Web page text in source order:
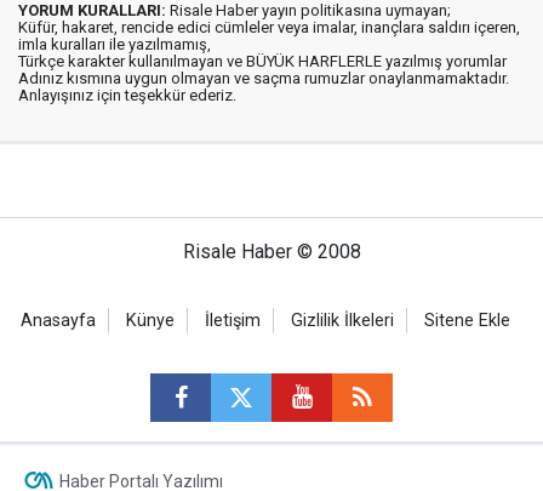
YORUM KURALLARI: Risale Haber yayın politikasına uymayan;
Küfür, hakaret, rencide edici cümleler veya imalar, inançlara saldırı içeren,
imla kuralları ile yazılmamış,
Türkçe karakter kullanılmayan ve BÜYÜK HARFLERLE yazılmış yorumlar
Adınız kısmına uygun olmayan ve saçma rumuzlar onaylanmamaktadır.
Anlayışınız için teşekkür ederiz.
Risale Haber © 2008
Anasayfa Künye İletişim Gizlilik İlkeleri Sitene Ekle
Haber Portalı Yazılımı